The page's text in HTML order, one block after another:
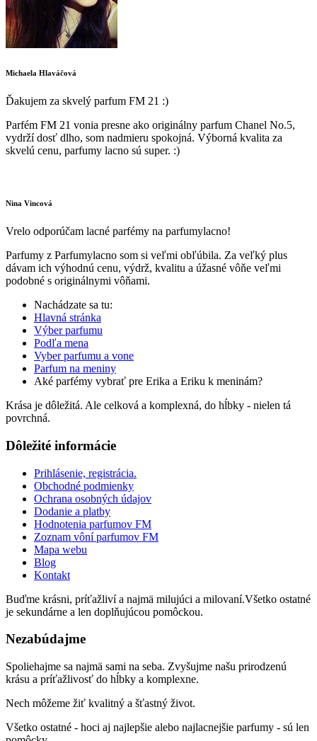
Michaela Hlaváčová
Ďakujem za skvelý parfum FM 21 :)
Parfém FM 21 vonia presne ako originálny parfum Chanel No.5,
vydrží dosť dlho, som nadmieru spokojná. Výborná kvalita za
skvelú cenu, parfumy lacno sú super. :)
Nina Vincová
Vrelo odporúčam lacné parfémy na parfumylacno!
Parfumy z Parfumylacno som si veľmi obľúbila. Za veľký plus
dávam ich výhodnú cenu, výdrž, kvalitu a úžasné vôňe veľmi
podobné s originálnymi vôňami.
Nachádzate sa tu:
Hlavná stránka
Výber parfumu
Podľa mena
Vyber parfumu a vone
Parfum na meniny
Aké parfémy vybrať pre Erika a Eriku k meninám?
Krása je dôležitá. Ale celková a komplexná, do hĺbky - nielen tá
povrchná.
Dôležité informácie
Prihlásenie, registrácia.
Obchodné podmienky
Ochrana osobných údajov
Dodanie a platby
Hodnotenia parfumov FM
Zoznam vôní parfumov FM
Mapa webu
Blog
Kontakt
Buďme krásni, príťažliví a najmä milujúci a milovaní.Všetko ostatné
je sekundárne a len doplňujúcou pomôckou.
Nezabúdajme
Spoliehajme sa najmä sami na seba. Zvyšujme našu prirodzenú
krásu a príťažlivosť do hĺbky a komplexne.
Nech môžeme žiť kvalitný a šťastný život.
Všetko ostatné - hoci aj najlepšie alebo najlacnejšie parfumy - sú len